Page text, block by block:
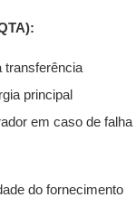
transferência
principal
em caso de falha
do fornecimento